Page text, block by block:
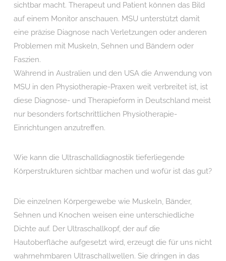
sichtbar macht. Therapeut und Patient können das Bild
auf einem Monitor anschauen. MSU unterstützt damit
eine präzise Diagnose nach Verletzungen oder anderen
Problemen mit Muskeln, Sehnen und Bändern oder
Faszien.
Während in Australien und den USA die Anwendung von
MSU in den Physiotherapie-Praxen weit verbreitet ist, ist
diese Diagnose- und Therapieform in Deutschland meist
nur besonders fortschrittlichen Physiotherapie-
Einrichtungen anzutreffen.
Wie kann die Ultraschalldiagnostik tieferliegende
Körperstrukturen sichtbar machen und wofür ist das gut?
Die einzelnen Körpergewebe wie Muskeln, Bänder,
Sehnen und Knochen weisen eine unterschiedliche
Dichte auf. Der Ultraschallkopf, der auf die
Hautoberfläche aufgesetzt wird, erzeugt die für uns nicht
wahrnehmbaren Ultraschallwellen. Sie dringen in das